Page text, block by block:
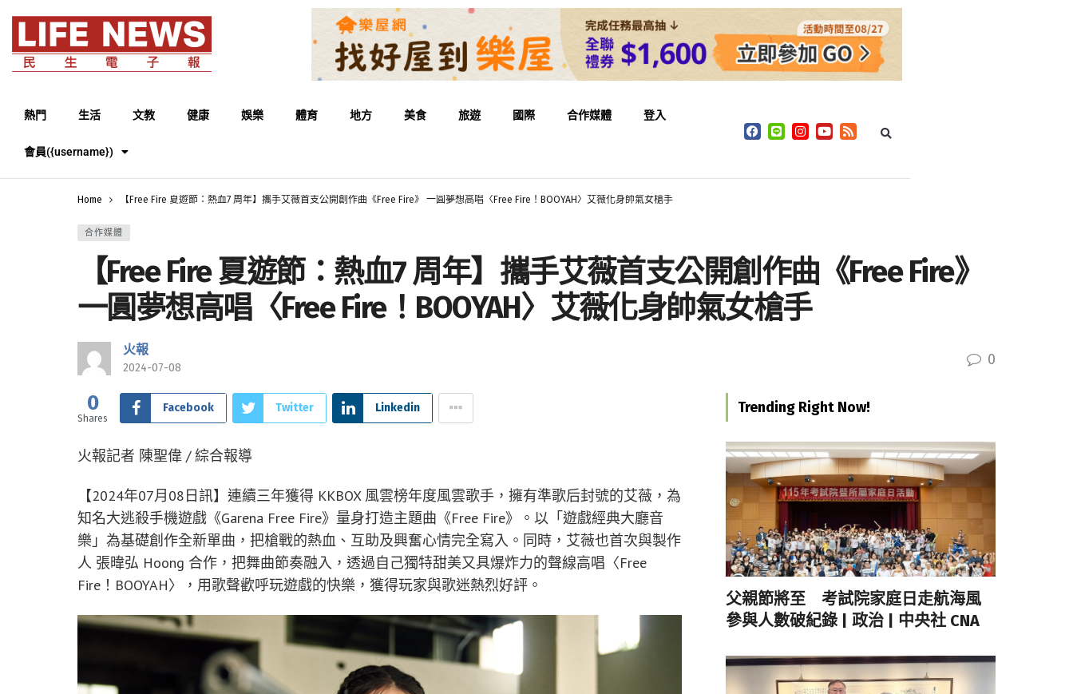
熱門 生活 文教 健康 娛樂 體育 地方 美食 旅遊 國際 合作媒體 登入
會員({username})
Home 【Free Fire 夏遊節：熱血7 周年】攜手艾薇首支公開創作曲《Free Fire》 一圓夢想高唱〈Free Fire！BOOYAH〉艾薇化身帥氣女槍手
合作媒體
【Free Fire 夏遊節：熱血7 周年】攜手艾薇首支公開創作曲《Free Fire》
一圓夢想高唱〈Free Fire！BOOYAH〉艾薇化身帥氣女槍手
火報
2024-07-08 0
0
Shares
Facebook Twitter Linkedin
火報記者 陳聖偉 / 綜合報導
【2024年07月08日訊】連續三年獲得 KKBOX 風雲榜年度風雲歌手，擁有準歌后封號的艾薇，為
知名大逃殺手機遊戲《Garena Free Fire》量身打造主題曲《Free Fire》。以「遊戲經典大廳音
樂」為基礎創作全新單曲，把槍戰的熱血、互助及興奮心情完全寫入。同時，艾薇也首次與製作
人 張暐弘 Hoong 合作，把舞曲節奏融入，透過自己獨特甜美又具爆炸力的聲線高唱〈Free
Fire！BOOYAH〉，用歌聲歡呼玩遊戲的快樂，獲得玩家與歌迷熱烈好評。
Trending Right Now!
父親節將至 考試院家庭日走航海風
參與人數破紀錄 | 政治 | 中央社 CNA